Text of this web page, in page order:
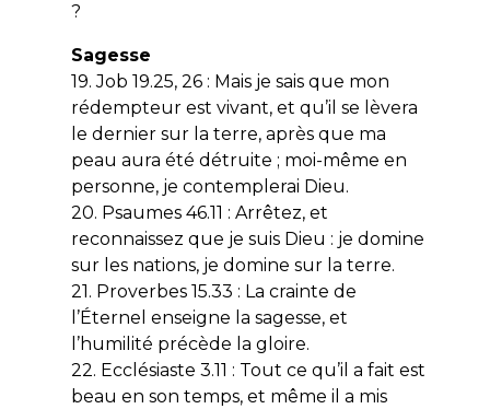
?
Sagesse
19. Job 19.25, 26 : Mais je sais que mon
rédempteur est vivant, et qu’il se lèvera
le dernier sur la terre, après que ma
peau aura été détruite ; moi-même en
personne, je contemplerai Dieu.
20. Psaumes 46.11 : Arrêtez, et
reconnaissez que je suis Dieu : je domine
sur les nations, je domine sur la terre.
21. Proverbes 15.33 : La crainte de
l’Éternel enseigne la sagesse, et
l’humilité précède la gloire.
22. Ecclésiaste 3.11 : Tout ce qu’il a fait est
beau en son temps, et même il a mis